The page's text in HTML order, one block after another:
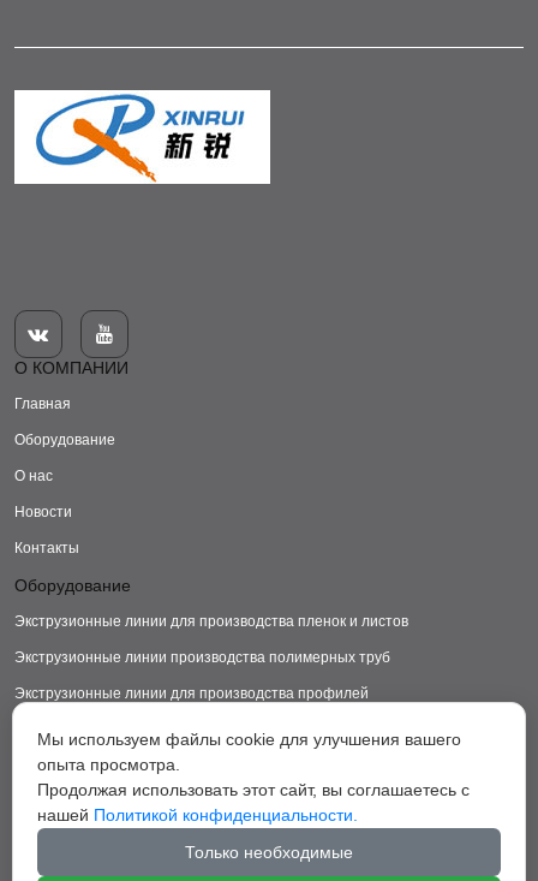


О КОМПАНИИ
Главная
Оборудование
О нас
Новости
Контакты
Оборудование
Экструзионные линии для производства пленок и листов
Экструзионные линии производства полимерных труб
Экструзионные линии для производства профилей
Экструзионные линии для производства изделий из ДПК
Экструзионные линии для производства пластиковых ковриков
Экструзионные линии для производства грануляторы
Вспомогательное оборудование
Мы используем файлы cookie для улучшения вашего
опыта просмотра.
Продолжая использовать этот сайт, вы соглашаетесь с
нашей Политикой конфиденциальности.
Только необходимые